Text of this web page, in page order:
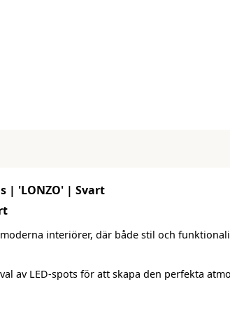
| 'LONZO' | Svart
interiörer, där både stil och
av LED-spots för att skapa den perfekta